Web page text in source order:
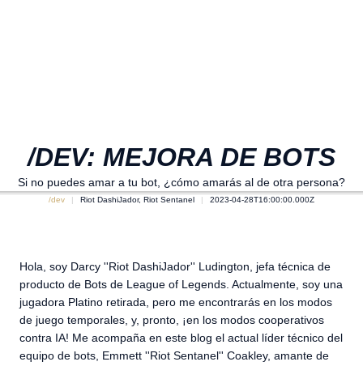
/DEV: MEJORA DE BOTS
Si no puedes amar a tu bot, ¿cómo amarás al de otra persona?
/dev Riot DashiJador, Riot Sentanel 2023-04-28T16:00:00.000Z
Hola, soy Darcy ''Riot DashiJador'' Ludington, jefa técnica de
producto de Bots de League of Legends. Actualmente, soy una
jugadora Platino retirada, pero me encontrarás en los modos
de juego temporales, y, pronto, ¡en los modos cooperativos
contra IA! Me acompaña en este blog el actual líder técnico del
equipo de bots, Emmett ''Riot Sentanel'' Coakley, amante de